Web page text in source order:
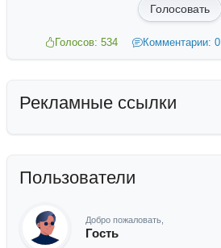
Голосовать
Голосов: 534 Комментарии: 0
Рекламные ссылки
Пользователи
Добро пожаловать,
Гость